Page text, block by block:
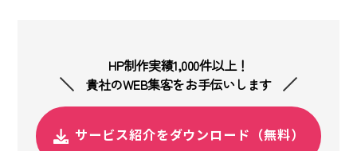
HP制作実績1,000件以上！
貴社のWEB集客をお手伝いします
サービス紹介をダウンロード（無料）